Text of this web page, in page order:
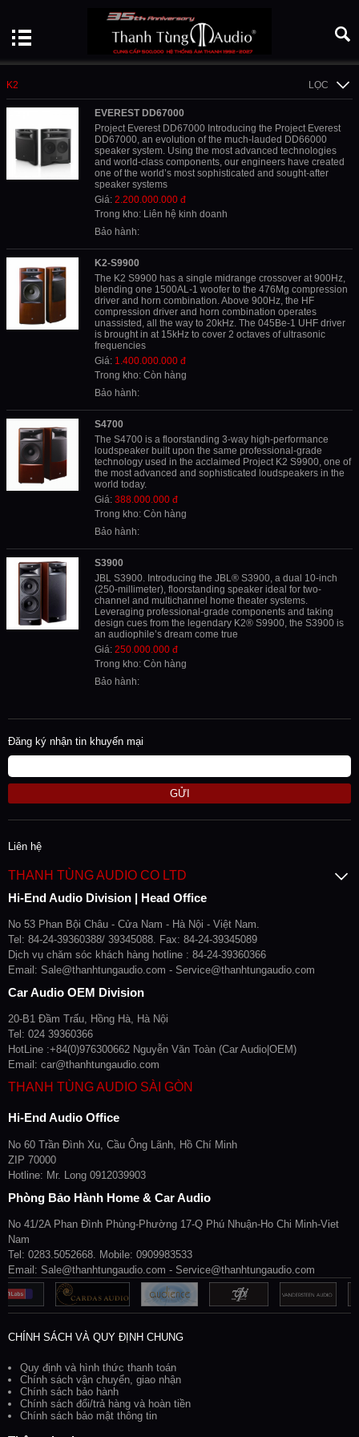
K2 LỌC
EVEREST DD67000
Project Everest DD67000 Introducing the Project Everest
DD67000, an evolution of the much-lauded DD66000
speaker system. Using the most advanced technologies
and world-class components, our engineers have created
one of the world’s most sophisticated and sought-after
speaker systems
Giá: 2.200.000.000 đ
Trong kho: Liên hệ kinh doanh
Bảo hành:
K2-S9900
The K2 S9900 has a single midrange crossover at 900Hz,
blending one 1500AL-1 woofer to the 476Mg compression
driver and horn combination. Above 900Hz, the HF
compression driver and horn combination operates
unassisted, all the way to 20kHz. The 045Be-1 UHF driver
is brought in at 15kHz to cover 2 octaves of ultrasonic
frequencies
Giá: 1.400.000.000 đ
Trong kho: Còn hàng
Bảo hành:
S4700
The S4700 is a floorstanding 3-way high-performance
loudspeaker built upon the same professional-grade
technology used in the acclaimed Project K2 S9900, one of
the most advanced and sophisticated loudspeakers in the
world today.
Giá: 388.000.000 đ
Trong kho: Còn hàng
Bảo hành:
S3900
JBL S3900. Introducing the JBL® S3900, a dual 10-inch
(250-millimeter), floorstanding speaker ideal for two-
channel and multichannel home theater systems.
Leveraging professional-grade components and taking
design cues from the legendary K2® S9900, the S3900 is
an audiophile’s dream come true
Giá: 250.000.000 đ
Trong kho: Còn hàng
Bảo hành:
Đăng ký nhận tin khuyến mại
GỬI
Liên hệ
THANH TÙNG AUDIO CO LTD
Hi-End Audio Division | Head Office
No 53 Phan Bội Châu - Cửa Nam - Hà Nội - Việt Nam.
Tel: 84-24-39360388/ 39345088. Fax: 84-24-39345089
Dịch vụ chăm sóc khách hàng hotline : 84-24-39360366
Email: Sale@thanhtungaudio.com - Service@thanhtungaudio.com
Car Audio OEM Division
20-B1 Đầm Trấu, Hồng Hà, Hà Nội
Tel: 024 39360366
HotLine :+84(0)976300662 Nguyễn Văn Toàn (Car Audio|OEM)
Email: car@thanhtungaudio.com
THANH TÙNG AUDIO SÀI GÒN
Hi-End Audio Office
No 60 Trần Đình Xu, Cầu Ông Lãnh, Hồ Chí Minh
ZIP 70000
Hotline: Mr. Long 0912039903
Phòng Bảo Hành Home & Car Audio
No 41/2A Phan Đình Phùng-Phường 17-Q Phú Nhuận-Ho Chi Minh-Viet
Nam
Tel: 0283.5052668. Mobile: 0909983533
Email: Sale@thanhtungaudio.com - Service@thanhtungaudio.com
CHÍNH SÁCH VÀ QUY ĐỊNH CHUNG
Quy định và hình thức thanh toán
Chính sách vận chuyển, giao nhận
Chính sách bảo hành
Chính sách đổi/trả hàng và hoàn tiền
Chính sách bảo mật thông tin